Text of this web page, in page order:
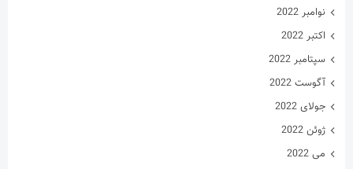
نوامبر 2022
اکتبر 2022
سپتامبر 2022
آگوست 2022
جولای 2022
ژوئن 2022
می 2022